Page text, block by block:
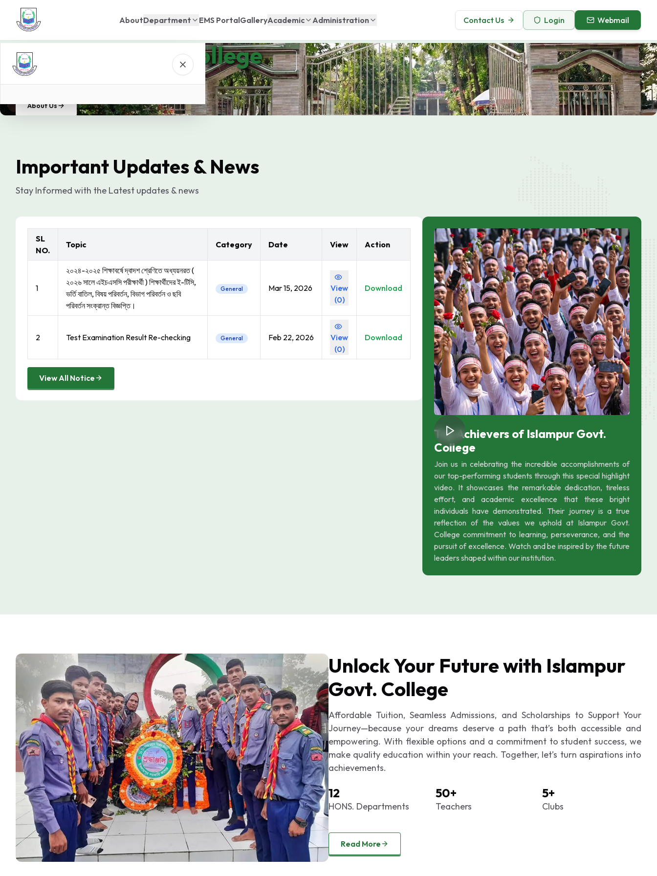
AboutDepartment EMS PortalGalleryAcademic Administration Contact Us Login Webmail
Islampur Govt. College
Knowledge for enlightenment
About Us
Important Updates & News
Stay Informed with the Latest updates & news
SL
NO.
Topic Category Date View Action
1
২০২৪-২০২৫ শিক্ষাবর্ষে দ্বাদশ শ্রেণিতে অধ্যয়নরত (
২০২৬ সালে এইচএসসি পরীক্ষার্থী ) শিক্ষার্থীদের ই-টিসি,
ভর্তি বাতিল, বিষয় পরিবর্তন, বিভাগ পরিবর্তন ও ছবি
পরিবর্তন সংক্রান্ত বিজ্ঞপ্তি।
General Mar 15, 2026
View
(0)
Download
2 Test Examination Result Re-checking General Feb 22, 2026
View
(0)
Download
View All Notice
Top Achievers of Islampur Govt.
College
Join us in celebrating the incredible accomplishments of
our top-performing students through this special highlight
video. It showcases the remarkable dedication, tireless
effort, and academic excellence that these bright
individuals have demonstrated. Their journey is a true
reflection of the values we uphold at Islampur Govt.
College commitment to learning, perseverance, and the
pursuit of excellence. Watch and be inspired by the future
leaders shaped within our institution.
Unlock Your Future with Islampur
Govt. College
Affordable Tuition, Seamless Admissions, and Scholarships to Support Your
Journey—because your dreams deserve a path that’s both accessible and
empowering. With flexible options and a commitment to student success, we
make quality education within your reach. Together, let’s turn aspirations into
achievements.
12
HONS. Departments
50+
Teachers
5+
Clubs
Read More